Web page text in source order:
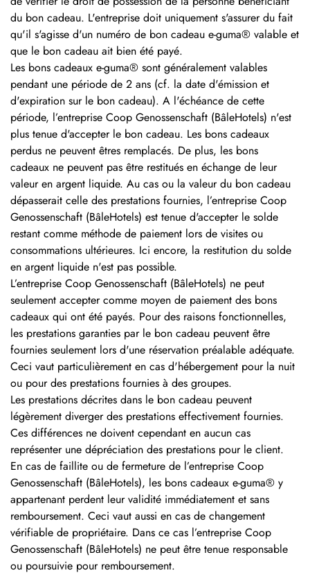
du bon cadeau. L'entreprise doit uniquement s'assurer du fait
qu'il s'agisse d'un numéro de bon cadeau e-guma® valable et
que le bon cadeau ait bien été payé.
Les bons cadeaux e-guma® sont généralement valables
pendant une période de 2 ans (cf. la date d'émission et
d'expiration sur le bon cadeau). A l'échéance de cette
période, l’entreprise Coop Genossenschaft (BâleHotels) n'est
plus tenue d'accepter le bon cadeau. Les bons cadeaux
perdus ne peuvent êtres remplacés. De plus, les bons
cadeaux ne peuvent pas être restitués en échange de leur
valeur en argent liquide. Au cas ou la valeur du bon cadeau
dépasserait celle des prestations fournies, l’entreprise Coop
Genossenschaft (BâleHotels) est tenue d'accepter le solde
restant comme méthode de paiement lors de visites ou
consommations ultérieures. Ici encore, la restitution du solde
en argent liquide n'est pas possible.
L’entreprise Coop Genossenschaft (BâleHotels) ne peut
seulement accepter comme moyen de paiement des bons
cadeaux qui ont été payés. Pour des raisons fonctionnelles,
les prestations garanties par le bon cadeau peuvent être
fournies seulement lors d'une réservation préalable adéquate.
Ceci vaut particulièrement en cas d'hébergement pour la nuit
ou pour des prestations fournies à des groupes.
Les prestations décrites dans le bon cadeau peuvent
légèrement diverger des prestations effectivement fournies.
Ces différences ne doivent cependant en aucun cas
représenter une dépréciation des prestations pour le client.
En cas de faillite ou de fermeture de l’entreprise Coop
Genossenschaft (BâleHotels), les bons cadeaux e-guma® y
appartenant perdent leur validité immédiatement et sans
remboursement. Ceci vaut aussi en cas de changement
vérifiable de propriétaire. Dans ce cas l’entreprise Coop
Genossenschaft (BâleHotels) ne peut être tenue responsable
ou poursuivie pour remboursement.